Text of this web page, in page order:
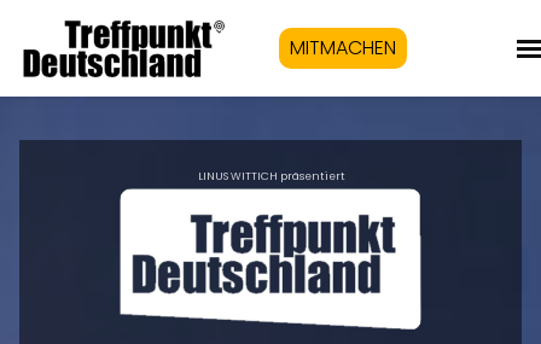
MITMACHEN
LINUS WITTICH präsentiert